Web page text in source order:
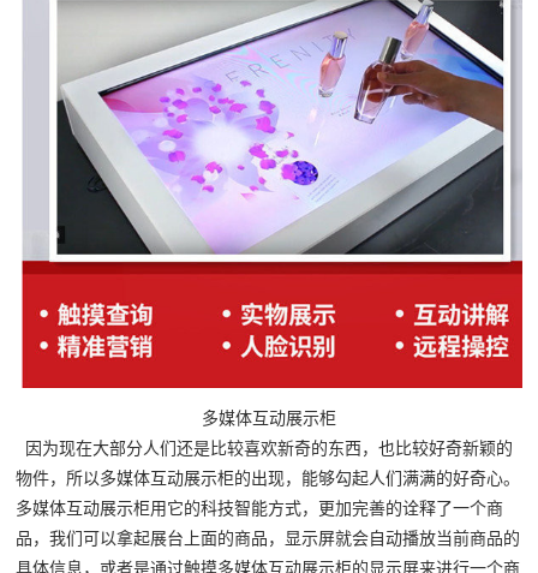
多媒体互动展示柜
因为现在大部分人们还是比较喜欢新奇的东西，也比较好奇新颖的
物件，所以多媒体互动展示柜的出现，能够勾起人们满满的好奇心。
多媒体互动展示柜用它的科技智能方式，更加完善的诠释了一个商
品，我们可以拿起展台上面的商品，显示屏就会自动播放当前商品的
具体信息，或者是通过触摸多媒体互动展示柜的显示屏来进行一个商